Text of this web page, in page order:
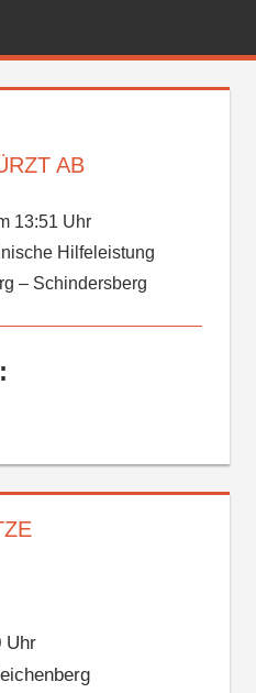
FEUERWEHR
AB
13:51 Uhr
Hilfeleistung
– Schindersberg
Uhr